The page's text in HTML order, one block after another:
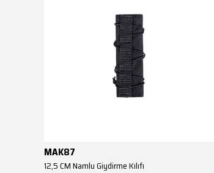
MAK87
12,5 CM Namlu Giydirme Kılıfı